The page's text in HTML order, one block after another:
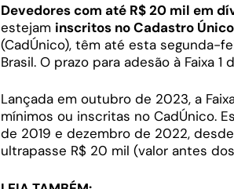
Devedores com até R$ 20 mil em
estejam inscritos no Cadastro
(CadÚnico), têm até esta segunda-
Brasil. O prazo para adesão à Faixa
Lançada em outubro de 2023, a
mínimos ou inscritas no CadÚnico.
de 2019 e dezembro de 2022,
ultrapasse R$ 20 mil (valor antes